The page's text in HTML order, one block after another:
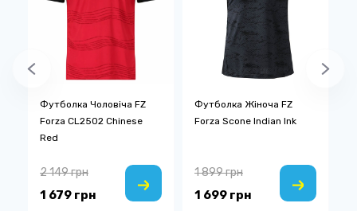
Футболка Чоловіча FZ
Forza CL2502 Chinese
Red
1 679 грн
2 149 грн
Футболка Жіноча FZ
Forza Scone Indian Ink
1 699 грн
1 899 грн